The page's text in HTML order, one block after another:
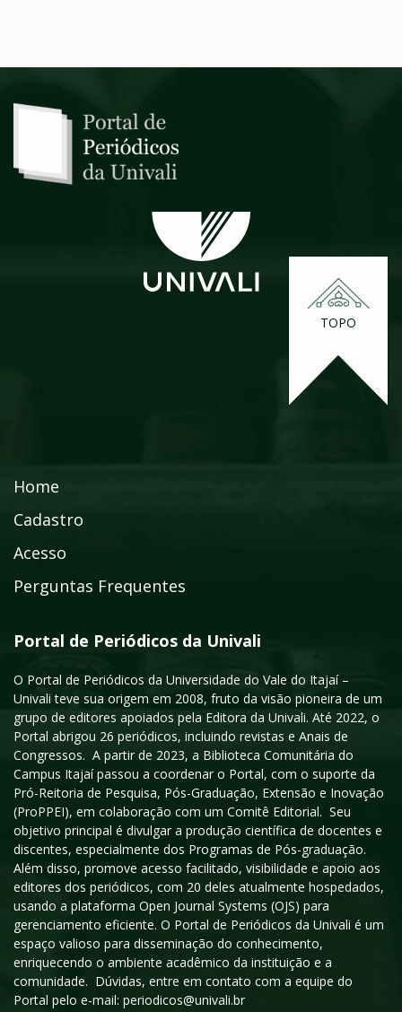
TOPO
Home
Cadastro
Acesso
Perguntas Frequentes
Portal de Periódicos da Univali
O Portal de Periódicos da Universidade do Vale do Itajaí –
Univali teve sua origem em 2008, fruto da visão pioneira de um
grupo de editores apoiados pela Editora da Univali. Até 2022, o
Portal abrigou 26 periódicos, incluindo revistas e Anais de
Congressos. A partir de 2023, a Biblioteca Comunitária do
Campus Itajaí passou a coordenar o Portal, com o suporte da
Pró-Reitoria de Pesquisa, Pós-Graduação, Extensão e Inovação
(ProPPEI), em colaboração com um Comitê Editorial. Seu
objetivo principal é divulgar a produção científica de docentes e
discentes, especialmente dos Programas de Pós-graduação.
Além disso, promove acesso facilitado, visibilidade e apoio aos
editores dos periódicos, com 20 deles atualmente hospedados,
usando a plataforma Open Journal Systems (OJS) para
gerenciamento eficiente. O Portal de Periódicos da Univali é um
espaço valioso para disseminação do conhecimento,
enriquecendo o ambiente acadêmico da instituição e a
comunidade. Dúvidas, entre em contato com a equipe do
Portal pelo e-mail: periodicos@univali.br